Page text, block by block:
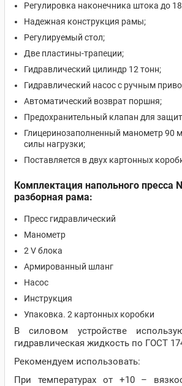
Регулировка наконечника штока до
Надежная конструкция рамы;
Регулируемый стол;
Две пластины-трапеции;
Гидравлический цилиндр 12 тонн;
Гидравлический насос с ручным
Автоматический возврат поршня;
Предохранительный клапан для
Глицеринозаполненный манометр 90
силы нагрузки;
Поставляется в двух картонных
Комплектация напольного пресса
разборная рама:
Пресс гидравлический
Манометр
2 V блока
Армированный шланг
Насос
Инструкция
Упаковка. 2 картонных коробки
В силовом устройстве
гидравлическая жидкость по ГОСТ
Рекомендуем использовать:
При температурах от +10 –